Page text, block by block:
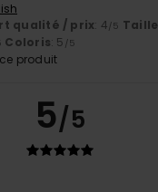
qualité / prix: 4/5 Taille
Coloris: 5 /5
produit
5/5